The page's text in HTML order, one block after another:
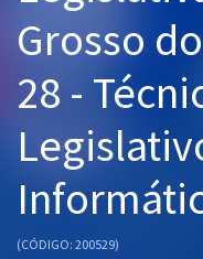
Graduação
OAB
Mentorias
Questões grátis
Grosso
28 -
(CÓDIGO: 200529)